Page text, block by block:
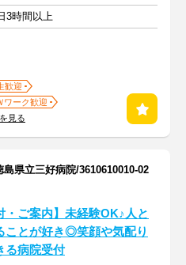
3時間以上
歓迎
ワーク歓迎
見る
県立三好病院/3610610010-02
・ご案内】未経験OK♪人と
ことが好き◎笑顔や気配り
る病院受付